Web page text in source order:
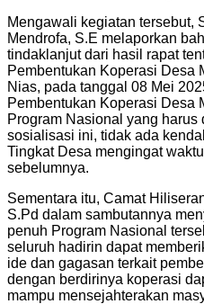
Mengawali kegiatan tersebut,
Mendrofa, S.E melaporkan
tindaklanjut dari hasil rapat
Pembentukan Koperasi Desa
Nias, pada tanggal 08 Mei
Pembentukan Koperasi Desa
Program Nasional yang
sosialisasi ini, tidak ada
Tingkat Desa mengingat
sebelumnya.
Sementara itu, Camat
S.Pd dalam sambutannya
penuh Program Nasional
seluruh hadirin dapat
ide dan gagasan terkait
dengan berdirinya koperasi
mampu mensejahterakan